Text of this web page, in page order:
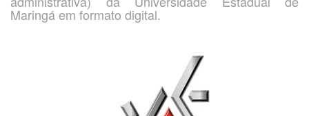
Maringá em formato digital.